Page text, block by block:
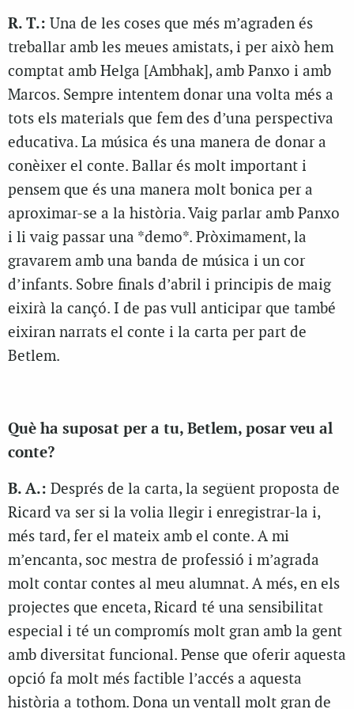
R. T.: Una de les coses que més m’agraden és
treballar amb les meues amistats, i per això hem
comptat amb Helga [Ambhak], amb Panxo i amb
Marcos. Sempre intentem donar una volta més a
tots els materials que fem des d’una perspectiva
educativa. La música és una manera de donar a
conèixer el conte. Ballar és molt important i
pensem que és una manera molt bonica per a
aproximar-se a la història. Vaig parlar amb Panxo
i li vaig passar una *demo*. Pròximament, la
gravarem amb una banda de música i un cor
d’infants. Sobre finals d’abril i principis de maig
eixirà la cançó. I de pas vull anticipar que també
eixiran narrats el conte i la carta per part de
Betlem.
Què ha suposat per a tu, Betlem, posar veu al
conte?
B. A.: Després de la carta, la següent proposta de
Ricard va ser si la volia llegir i enregistrar-la i,
més tard, fer el mateix amb el conte. A mi
m’encanta, soc mestra de professió i m’agrada
molt contar contes al meu alumnat. A més, en els
projectes que enceta, Ricard té una sensibilitat
especial i té un compromís molt gran amb la gent
amb diversitat funcional. Pense que oferir aquesta
opció fa molt més factible l’accés a aquesta
història a tothom. Dona un ventall molt gran de